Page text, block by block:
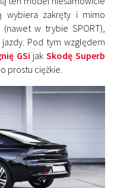
wybiera zakręty i mimo
(nawet w trybie SPORT),
Pod tym względem
GSi jakSkodę Superb
prostu ciężkie.